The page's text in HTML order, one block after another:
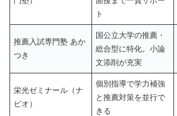
ト
推薦入試専門塾 あか
つき
国公立大学の推薦・
総合型に特化。小論
文添削が充実
栄光ゼミナール（ナ
ビオ）
個別指導で学力補強
と推薦対策を並行で
きる